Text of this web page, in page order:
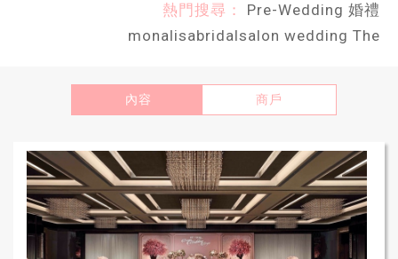
熱門搜尋： Pre-Wedding 婚禮
monalisabridalsalon wedding The
內容 商戶